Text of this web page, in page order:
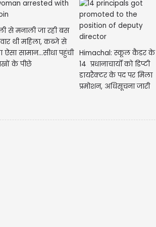
से मनाली जा रही बस
थी महिला, कब्जे से
ऐसा सामान...सीधा पहुंची
के पीछे
Himachal: स्कूल कैडर के
14 प्रधानाचार्यों को डिप्टी
डायरैक्टर के पद पर मिला
प्रमोशन, अधिसूचना जारी